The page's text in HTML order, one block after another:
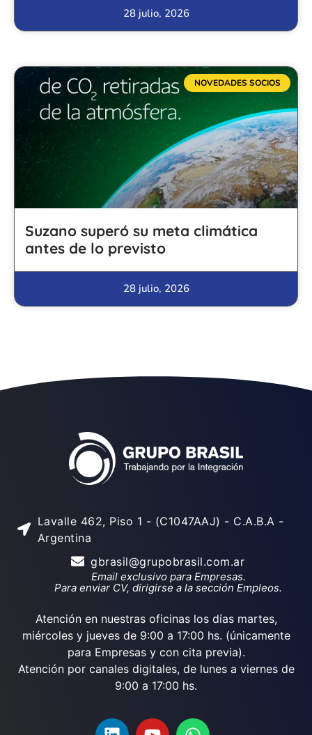
28 julio, 2026
NOVEDADES SOCIOS
Suzano superó su meta climática
antes de lo previsto
28 julio, 2026
Lavalle 462, Piso 1 - (C1047AAJ) - C.A.B.A -
Argentina
gbrasil@grupobrasil.com.ar
Email exclusivo para Empresas.
Para enviar CV, dirigirse a la sección Empleos.
Atención en nuestras oficinas los días martes,
miércoles y jueves de 9:00 a 17:00 hs. (únicamente
para Empresas y con cita previa).
Atención por canales digitales, de lunes a viernes de
9:00 a 17:00 hs.